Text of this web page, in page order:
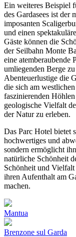
Ein weiteres Beispiel
des Gardasees ist der
imposanten
und einen
Gäste können die
der Seilbahn Monte
eine atemberaubende
umliegenden Berge
Abenteuerlustige die
die sich am
faszinierenden
geologische Vielfalt
der Natur zu erleben.
Das Parc Hotel bietet
hochwertiges und
sondern ermöglicht
natürliche Schönheit
Schönheit und
ihren Aufenthalt am
machen.
Mantua
Brenzone sul Garda